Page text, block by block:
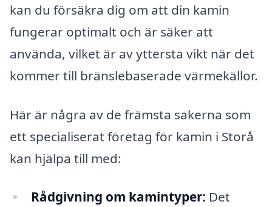
kan du försäkra dig om att din kamin
fungerar optimalt och är säker att
använda, vilket är av yttersta vikt när det
kommer till bränslebaserade värmekällor.
Här är några av de främsta sakerna som
ett specialiserat företag för kamin i Storå
kan hjälpa till med:
Rådgivning om kamintyper: Det